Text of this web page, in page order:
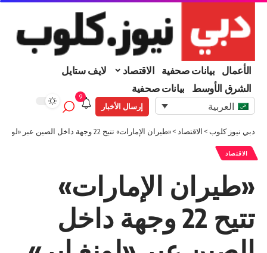
الأعمال بيانات صحفية الاقتصاد
لايف ستايل
الشرق الأوسط
بيانات صحفية
العربية إرسال الأخبار
9
دبي نيوز كلوب> الاقتصاد >«طيران الإمارات» تتيح 22 وجهة داخل الصين عبر «لونغ إير»
الاقتصاد
«طيران الإمارات»
تتيح 22 وجهة داخل